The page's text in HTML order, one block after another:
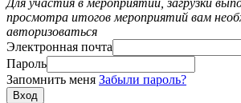
Для участия в мероприятии, загрузки
просмотра итогов мероприятий вам
авторизоваться
Электронная почта
Пароль
Запомнить меня Забыли пароль?